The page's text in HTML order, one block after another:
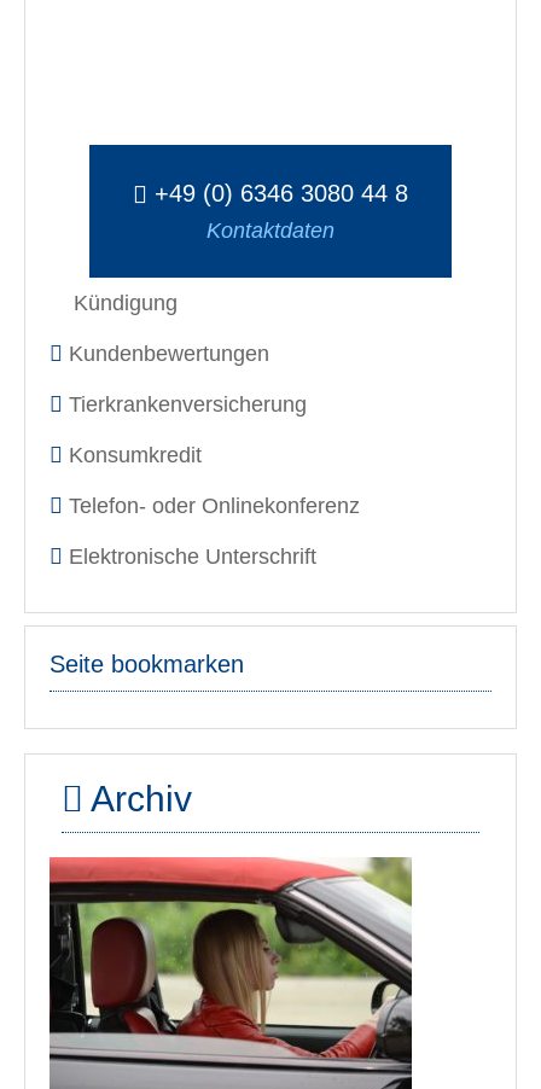
+49 (0) 6346 3080 44 8
Kontaktdaten
Kündigung
Kundenbewertungen
Tierkrankenversicherung
Konsumkredit
Telefon- oder Onlinekonferenz
Elektronische Unterschrift
Seite bookmarken
Archiv